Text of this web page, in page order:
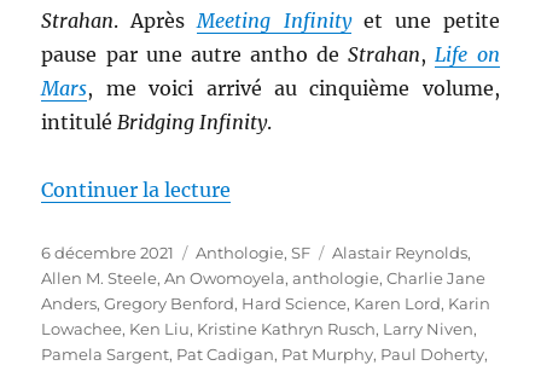
Strahan. AprèsMeeting Infinityet une petite
pause par une autre antho deStrahan,Life on
Mars, me voici arrivé au cinquième volume,
intituléBridging Infinity.
Continuer la lecture
Publié
le
6 décembre 2021 Catégories
Anthologie,SF Étiquettes
Alastair Reynolds,
Allen M. Steele,An Owomoyela,anthologie,Charlie Jane
Anders,Gregory Benford, Hard Science, Karen Lord, Karin
Lowachee, Ken Liu, Kristine Kathryn Rusch, Larry Niven,
Pamela Sargent, Pat Cadigan, Pat Murphy, Paul Doherty,